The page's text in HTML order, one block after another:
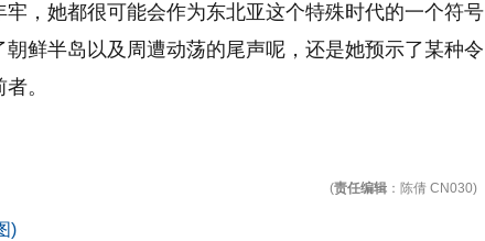
，她都很可能会作为东北亚这个特殊时代的一个符号
鲜半岛以及周遭动荡的尾声呢，还是她预示了某种令
。
(责任编辑 ：陈倩 CN030)
)